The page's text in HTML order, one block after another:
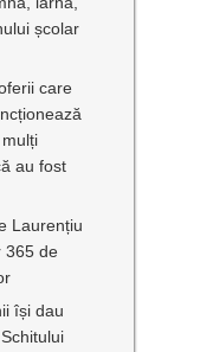
școlar
care
au fost
Laurențiu
365 de
își dau